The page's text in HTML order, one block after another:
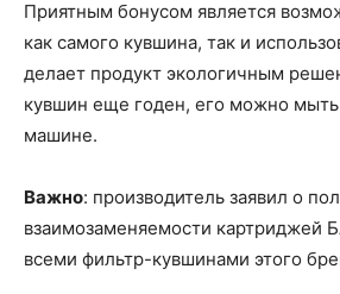
Приятным бонусом является
как самого кувшина, так и
делает продукт экологичным
кувшин еще годен, его можно
машине.
Важно: производитель заявил о
взаимозаменяемости картриджей
всеми фильтр-кувшинами этого